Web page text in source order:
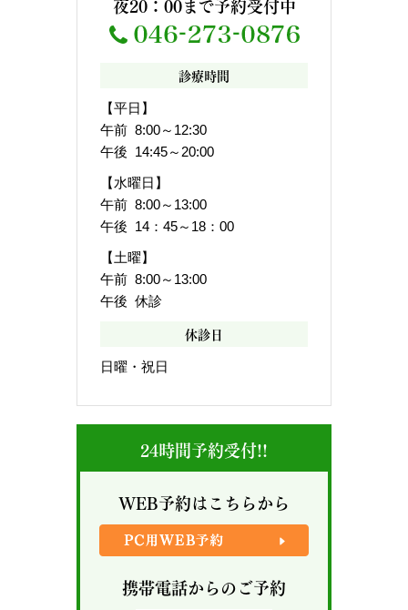
診療時間
【平日】
午前 8:00～12:30
午後 14:45～20:00
【水曜日】
午前 8:00～13:00
午後 14：45～18：00
【土曜】
午前 8:00～13:00
午後 休診
休診日
日曜・祝日
24時間予約受付!!
WEB予約はこちらから
携帯電話からのご予約